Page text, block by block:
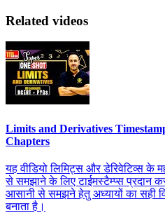
Related videos
Limits and Derivatives
Chapters
यह वीडियो लिमिट्स और डेरिवेटिव्स के
से समझाने के लिए टाईमस्टैम्प्स प्रदान
आसानी से समझने हेतु अध्यायों का सही
बनाता है।